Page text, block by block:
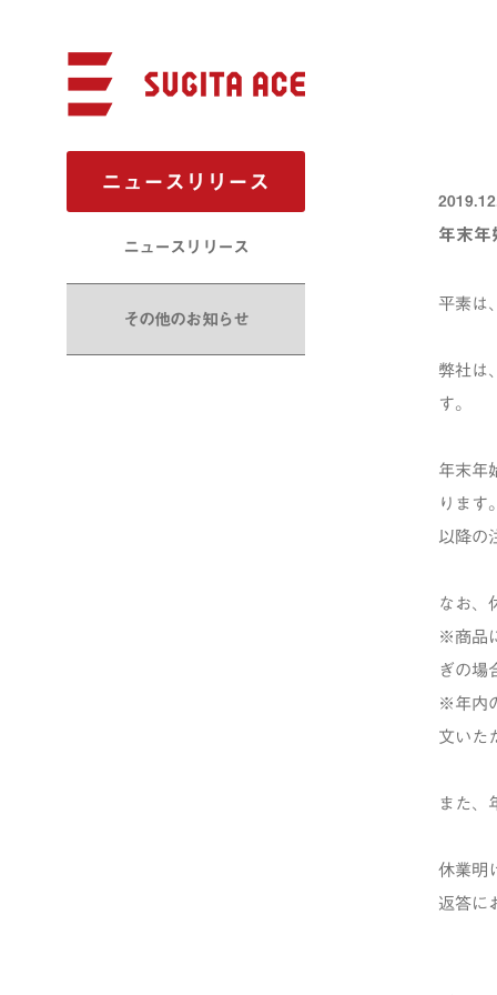
ニュースリリース
ニュースリリース
その他のお知らせ
年末年
平素は
弊社は
す。
年末年
ります
以降の
なお、
※商品
ぎの場
※年内
文いた
また、
休業明
返答に